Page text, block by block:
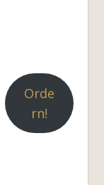
Orde
rn!